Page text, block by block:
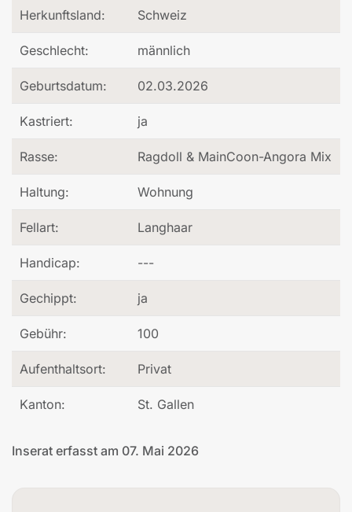
Herkunftsland: Schweiz
Geschlecht: männlich
Geburtsdatum: 02.03.2026
Kastriert: ja
Rasse: Ragdoll & MainCoon-Angora Mix
Haltung: Wohnung
Fellart: Langhaar
Handicap: ---
Gechippt: ja
Gebühr: 100
Aufenthaltsort: Privat
Kanton: St. Gallen
Inserat erfasst am 07. Mai 2026